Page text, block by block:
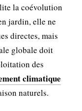
la coévolution
jardin, elle ne
directes, mais
globale doit
des
climatique
naturels.